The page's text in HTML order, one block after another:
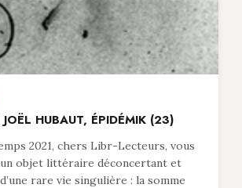
HUBAUT, ÉPIDÉMIK (23)
2021, chers Libr-Lecteurs, vous
objet littéraire déconcertant et
rare vie singulière : la somme